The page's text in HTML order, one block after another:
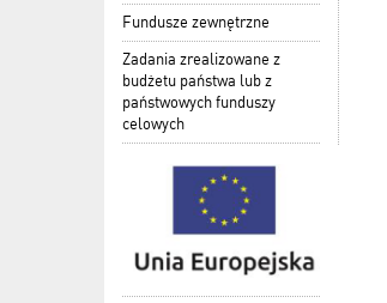
Fundusze zewnętrzne
Zadania zrealizowane z
budżetu państwa lub z
państwowych funduszy
celowych